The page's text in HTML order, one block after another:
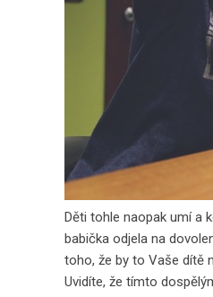
Děti tohle naopak umí a
babička odjela na
toho, že by to Vaše dítě
Uvidíte, že tímto